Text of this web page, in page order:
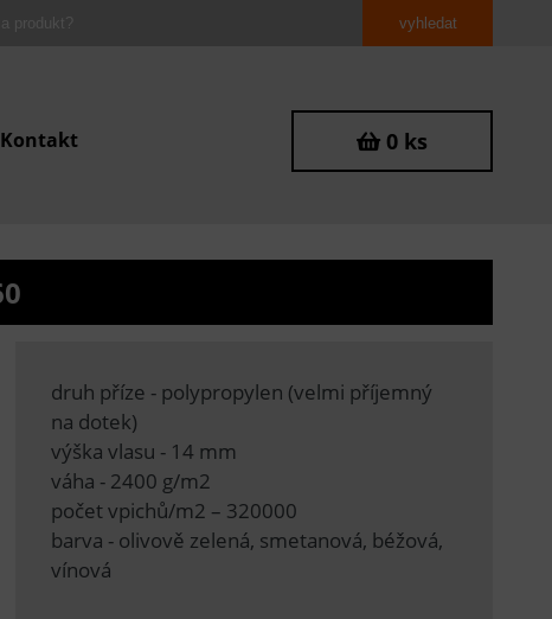
Kontakt 0 ks
druh příze - polypropylen (velmi příjemný
na dotek)
výška vlasu - 14 mm
váha - 2400 g/m2
počet vpichů/m2 – 320000
barva - olivově zelená, smetanová, béžová,
vínová